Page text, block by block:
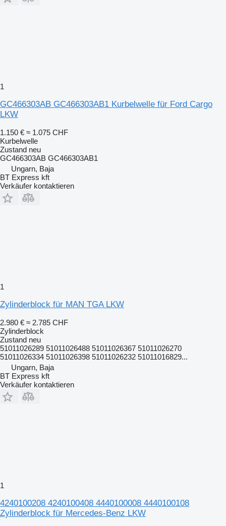
1
GC466303AB GC466303AB1 Kurbelwelle für Ford Cargo
LKW
1.150 € ≈ 1.075 CHF
Kurbelwelle
Zustand neu
GC466303AB GC466303AB1
Ungarn, Baja
BT Express kft
Verkäufer kontaktieren
1
Zylinderblock für MAN TGA LKW
2.980 € ≈ 2.785 CHF
Zylinderblock
Zustand neu
51011026289 51011026488 51011026367 51011026270
51011026334 51011026398 51011026232 51011016829...
Ungarn, Baja
BT Express kft
Verkäufer kontaktieren
1
4240100208 4240100408 4440100008 4440100108
Zylinderblock für Mercedes-Benz LKW